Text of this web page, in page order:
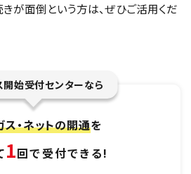
きが面倒という方は、ぜひご活用くだ
開始受付センターなら
ス・ネットの開通を
1回で受付できる!